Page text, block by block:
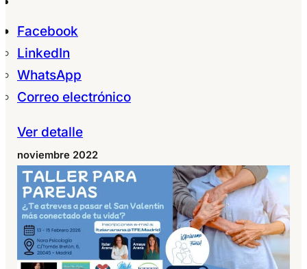
Facebook
LinkedIn
WhatsApp
Correo electrónico
Ver detalle
noviembre 2022